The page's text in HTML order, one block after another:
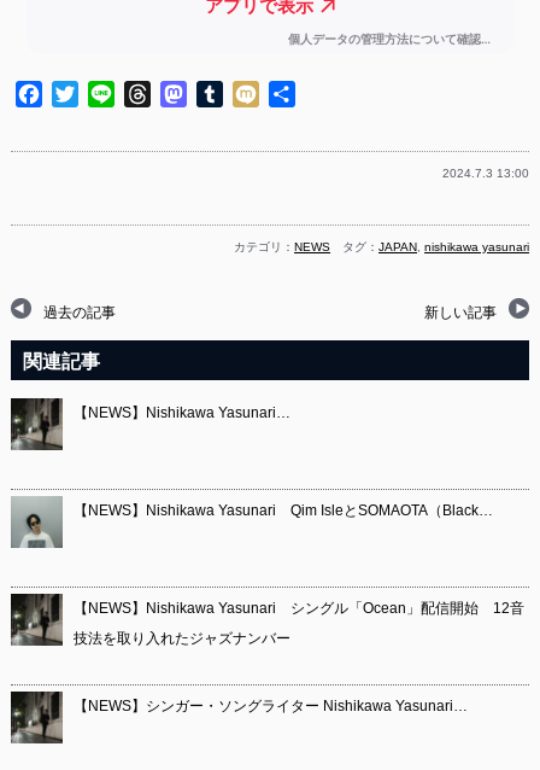
Facebook
TwitterLine ThreadsMastodon
Tumblr
Mixi
2024.7.3 13:00
カテゴリ： NEWS タグ：JAPAN,nishikawa yasunari
過去の記事 新しい記事
関連記事
【NEWS】Nishikawa Yasunari…
【NEWS】Nishikawa Yasunari Qim IsleとSOMAOTA（Black…
【NEWS】Nishikawa Yasunari シングル「Ocean」配信開始 12音
技法を取り入れたジャズナンバー
【NEWS】シンガー・ソングライター Nishikawa Yasunari…